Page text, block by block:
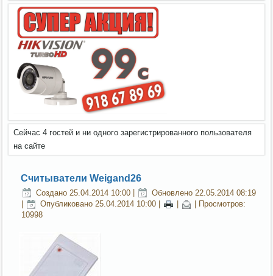
Сейчас 4 гостей и ни одного зарегистрированного пользователя
на сайте
Считыватели Weigand26
Создано 25.04.2014 10:00
Обновлено 22.05.2014 08:19
Опубликовано 25.04.2014 10:00
| Просмотров:
10998